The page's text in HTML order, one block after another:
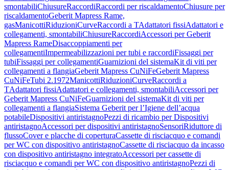
smontabiliChiusureRaccordiRaccordi per riscaldamentoChiusure per
riscaldamentoGeberit Mapress Rame,
gasManicottiRiduzioniCurveRaccordi a TAdattatori fissiAdattatori e
collegamenti, smontabiliChiusureRaccordiAccessori per Geberit
Mapress RameDisaccoppiamenti per
collegamentiImpermeabilizzazioni per tubi e raccordiFissaggi per
tubiFissaggi per collegamentiGuarnizioni del sistemaKit di viti per
collegamenti a flangiaGeberit Mapress CuNiFeGeberit Mapress
CuNiFeTubi 2.1972ManicottiRiduzioniCurveRaccordi a
TAdattatori fissiAdattatori e collegamenti, smontabiliAccessori per
Geberit Mapress CuNiFeGuarnizioni del sistemaKit di viti per
collegamenti a flangiaSistema Geberit per l’Igiene dell’acqua
potabileDispositivi antiristagnoPezzi di ricambio per Dispositivi
antiristagnoAccessori per dispositivi antiristagnoSensoriRiduttore di
flussoCover e placche di coperturaCassette di risciacquo e comandi
per WC con dispositivo antiristagnoCassette di risciacquo da incasso
con dispositivo antiristagno integratoAccessori per cassette di
risciacquo e comandi per WC con dispositivo antiristagnoPezzi di